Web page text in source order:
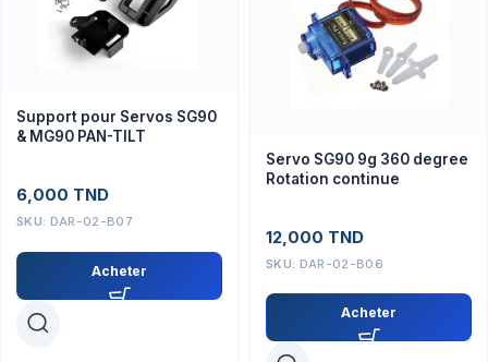
Support pour Servos SG90
& MG90 PAN-TILT
6,000 TND
SKU: DAR-02-B07
Acheter
Servo SG90 9g 360 degree
Rotation continue
12,000 TND
SKU: DAR-02-B06
Acheter